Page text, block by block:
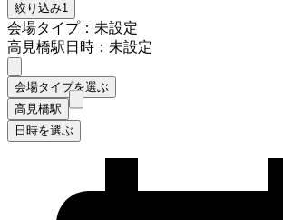
絞り込み1
会場タイプ：未設定
高見橋駅日時：未設定
会場タイプを選ぶ
高見橋駅
日時を選ぶ